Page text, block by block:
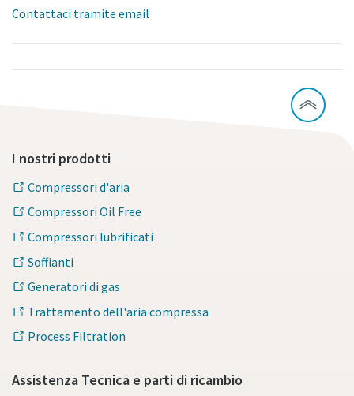
Contattaci tramite email
I nostri prodotti
Compressori d'aria
Compressori Oil Free
Compressori lubrificati
Soffianti
Generatori di gas
Trattamento dell'aria compressa
Process Filtration
Assistenza Tecnica e parti di ricambio